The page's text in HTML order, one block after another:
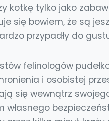
kotkę tylko jako
się bowiem, że są
przypadły do
felinologów
i osobistej
się wewnątrz
własnego